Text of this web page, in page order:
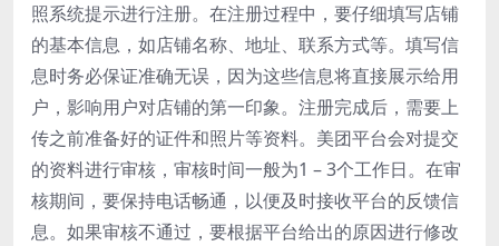
照系统提示进行注册。在注册过程中，要仔细填写店铺
的基本信息，如店铺名称、地址、联系方式等。填写信
息时务必保证准确无误，因为这些信息将直接展示给用
户，影响用户对店铺的第一印象。注册完成后，需要上
传之前准备好的证件和照片等资料。美团平台会对提交
的资料进行审核，审核时间一般为1 – 3个工作日。在审
核期间，要保持电话畅通，以便及时接收平台的反馈信
息。如果审核不通过，要根据平台给出的原因进行修改